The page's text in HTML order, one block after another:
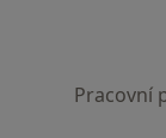
Pracovní